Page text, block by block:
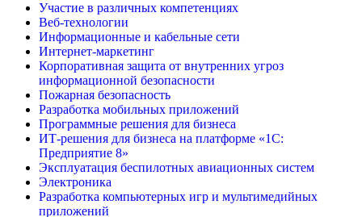
Участие в различных компетенциях
Веб-технологии
Информационные и кабельные сети
Интернет-маркетинг
Корпоративная защита от внутренних угроз
информационной безопасности
Пожарная безопасность
Разработка мобильных приложений
Программные решения для бизнеса
ИТ-решения для бизнеса на платформе «1С:
Предприятие 8»
Эксплуатация беспилотных авиационных систем
Электроника
Разработка компьютерных игр и мультимедийных
приложений